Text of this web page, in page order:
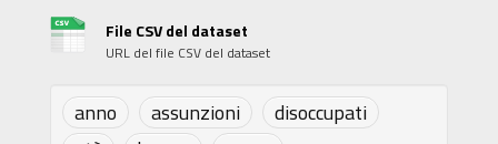
File CSV del dataset
URL del file CSV del dataset
anno assunzioni
disoccupati